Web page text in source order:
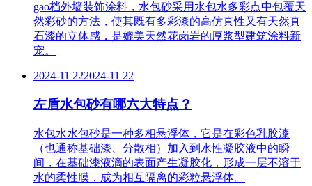
gao档外墙装饰涂料，水包砂采用水包水多彩点中包覆天
然彩砂的方法，使其既有多彩漆的高仿真性又有天然真
石漆的立体感，是媲美天然花岗岩的厚浆型建筑涂料新
宠。
2024-11 222024-11 22
左盾水包砂有哪六大特点？
水包水水包砂是一种多相悬浮体，它是在彩色乳胶漆
（也通称基础漆、分散相）加入到水性凝胶液中的瞬
间，在基础漆液滴的表面产生凝胶化，形成一层不溶于
水的柔性膜，成为相互隔离的彩粒悬浮体。